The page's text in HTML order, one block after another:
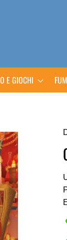
E GIOCHI